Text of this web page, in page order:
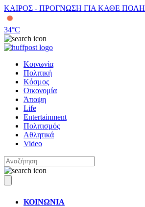
ΚΑΙΡΟΣ - ΠΡΟΓΝΩΣΗ ΓΙΑ ΚΑΘΕ ΠΟΛΗ
34°C
Κοινωνία
Πολιτική
Κόσμος
Οικονομία
Άποψη
Life
Entertainment
Πολιτισμός
Αθλητικά
Video
ΚΟΙΝΩΝΙΑ